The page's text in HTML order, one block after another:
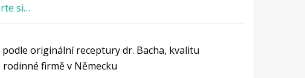
si…
originální receptury dr. Bacha, kvalitu
firmě v Německu